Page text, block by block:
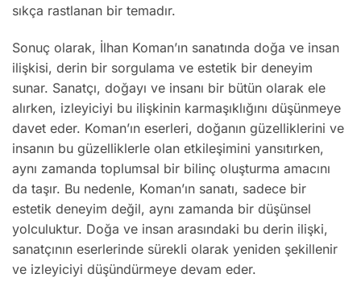
sıkça rastlanan bir temadır.
Sonuç olarak, İlhan Koman’ın sanatında doğa ve insan
ilişkisi, derin bir sorgulama ve estetik bir deneyim
sunar. Sanatçı, doğayı ve insanı bir bütün olarak ele
alırken, izleyiciyi bu ilişkinin karmaşıklığını düşünmeye
davet eder. Koman’ın eserleri, doğanın güzelliklerini ve
insanın bu güzelliklerle olan etkileşimini yansıtırken,
aynı zamanda toplumsal bir bilinç oluşturma amacını
da taşır. Bu nedenle, Koman’ın sanatı, sadece bir
estetik deneyim değil, aynı zamanda bir düşünsel
yolculuktur. Doğa ve insan arasındaki bu derin ilişki,
sanatçının eserlerinde sürekli olarak yeniden şekillenir
ve izleyiciyi düşündürmeye devam eder.